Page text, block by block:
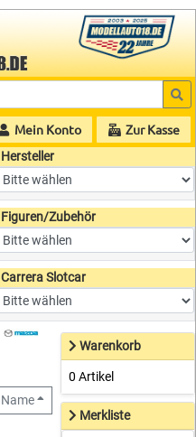
Mein Konto Zur Kasse
Hersteller
Figuren/Zubehör
Carrera Slotcar
Name
Warenkorb
0 Artikel
Merkliste